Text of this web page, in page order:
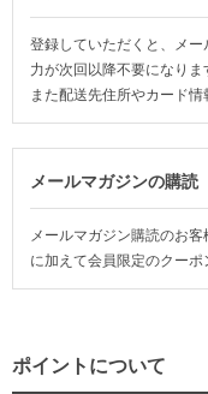
登録していただくと、メ
力が次回以降不要になりま
また配送先住所やカード情
メールマガジンの購読
メールマガジン購読のお
に加えて会員限定のクーポ
ポイントについて